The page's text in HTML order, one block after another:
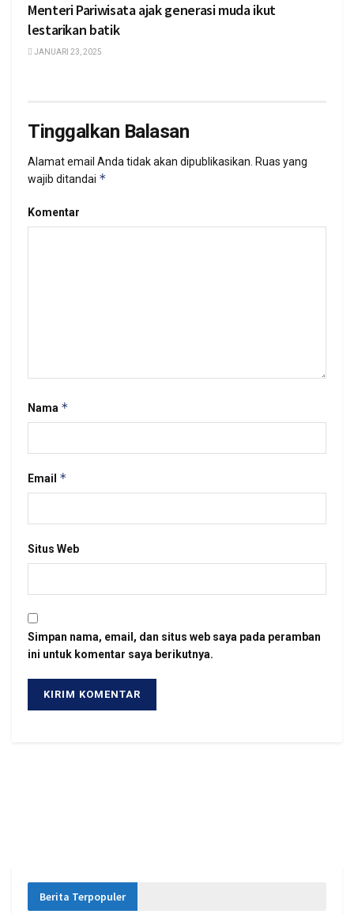
Menteri Pariwisata ajak generasi muda ikut
lestarikan batik
JANUARI 23, 2025
Tinggalkan Balasan
Alamat email Anda tidak akan dipublikasikan. Ruas yang
wajib ditandai *
Komentar
Nama *
Email *
Situs Web
Simpan nama, email, dan situs web saya pada peramban
ini untuk komentar saya berikutnya.
Berita Terpopuler